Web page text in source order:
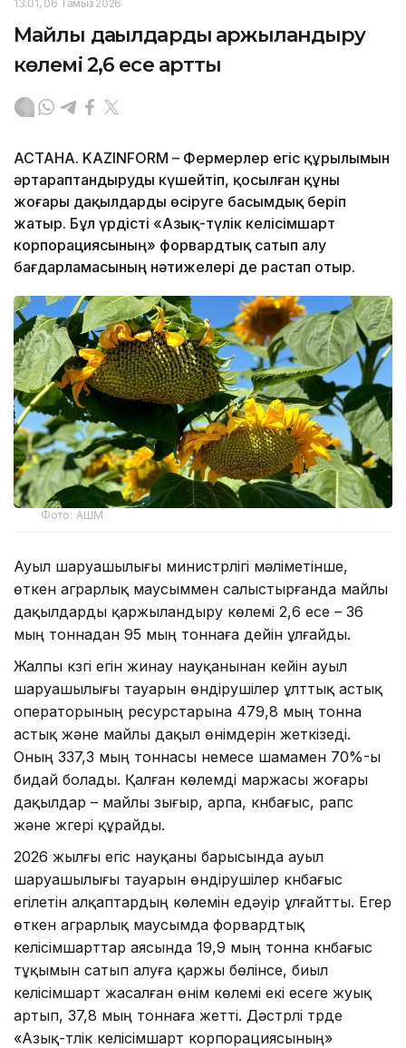
13:01, 06 Тамыз 2026
Майлы дақылдарды қаржыландыру
көлемі 2,6 есе артты
АСТАНА. KAZINFORM – Фермерлер егіс құрылымын
әртараптандыруды күшейтіп, қосылған құны
жоғары дақылдарды өсіруге басымдық беріп
жатыр. Бұл үрдісті «Азық-түлік келісімшарт
корпорациясының» форвардтық сатып алу
бағдарламасының нәтижелері де растап отыр.
Фото: АШМ
Ауыл шаруашылығы министрлігі мәліметінше,
өткен аграрлық маусыммен салыстырғанда майлы
дақылдарды қаржыландыру көлемі 2,6 есе – 36
мың тоннадан 95 мың тоннаға дейін ұлғайды.
Жалпы күзгі егін жинау науқанынан кейін ауыл
шаруашылығы тауарын өндірушілер ұлттық астық
операторының ресурстарына 479,8 мың тонна
астық және майлы дақыл өнімдерін жеткізеді.
Оның 337,3 мың тоннасы немесе шамамен 70%-ы
бидай болады. Қалған көлемді маржасы жоғары
дақылдар – майлы зығыр, арпа, күнбағыс, рапс
және жүгері құрайды.
2026 жылғы егіс науқаны барысында ауыл
шаруашылығы тауарын өндірушілер күнбағыс
егілетін алқаптардың көлемін едәуір ұлғайтты. Егер
өткен аграрлық маусымда форвардтық
келісімшарттар аясында 19,9 мың тонна күнбағыс
тұқымын сатып алуға қаржы бөлінсе, биыл
келісімшарт жасалған өнім көлемі екі есеге жуық
артып, 37,8 мың тоннаға жетті. Дәстүрлі түрде
«Азық-түлік келісімшарт корпорациясының»